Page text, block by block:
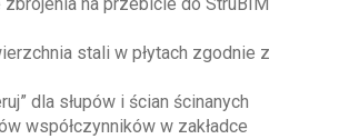
zbrojenia na przebicie do StruBIM
stali w płytach zgodnie z
dla słupów i ścian ścinanych
współczynników w zakładce